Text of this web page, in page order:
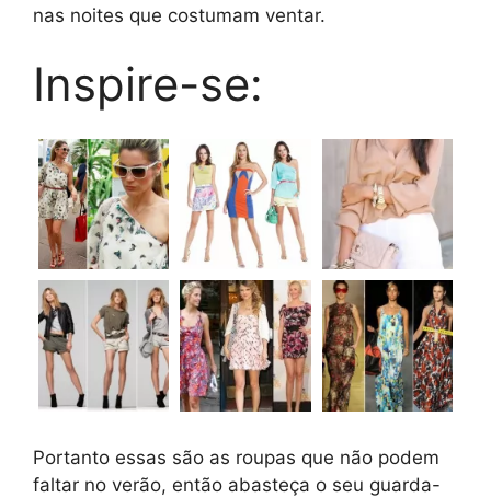
nas noites que costumam ventar.
Inspire-se:
Portanto essas são as roupas que não podem
faltar no verão, então abasteça o seu guarda-